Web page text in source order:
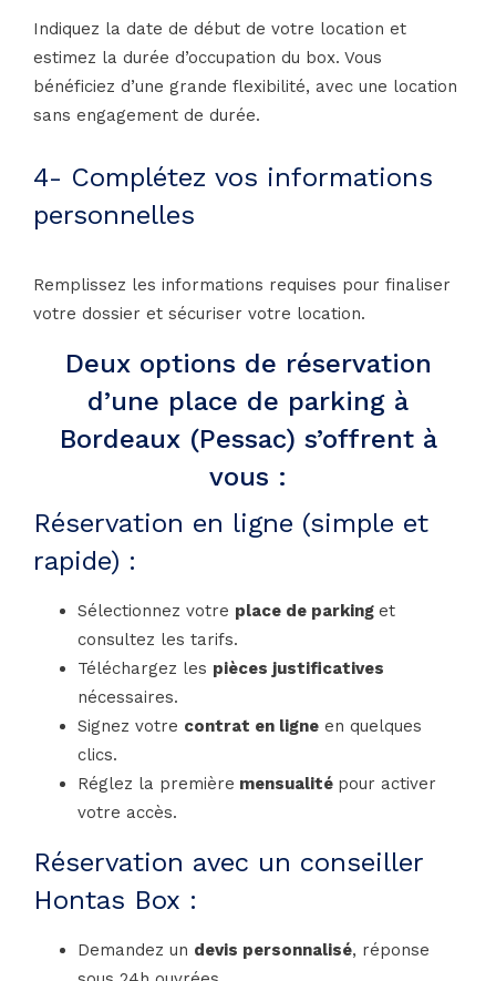
Indiquez la date de début de votre location et
estimez la durée d’occupation du box. Vous
bénéficiez d’une grande flexibilité, avec une location
sans engagement de durée.
4- Complétez vos informations
personnelles
Remplissez les informations requises pour finaliser
votre dossier et sécuriser votre location.
Deux options de réservation
d’une place de parking à
Bordeaux (Pessac) s’offrent à
vous :
Réservation en ligne (simple et
rapide) :
Sélectionnez votre place de parking et
consultez les tarifs.
Téléchargez les pièces justificatives
nécessaires.
Signez votre contrat en ligne en quelques
clics.
Réglez la première mensualité pour activer
votre accès.
Réservation avec un conseiller
Hontas Box :
Demandez un devis personnalisé, réponse